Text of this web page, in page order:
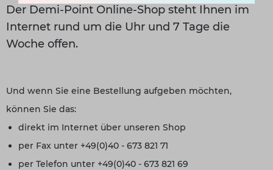
Der Demi-Point Online-Shop steht Ihnen im
Internet rund um die Uhr und 7 Tage die
Woche offen.
Und wenn Sie eine Bestellung aufgeben möchten,
können Sie das:
direkt im Internet über unseren Shop
per Fax unter +49(0)40 - 673 821 71
per Telefon unter +49(0)40 - 673 821 69